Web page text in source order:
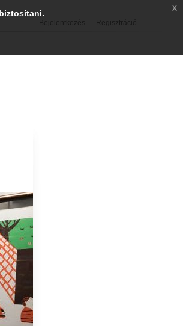
Bejelentkezés Regisztráció
x